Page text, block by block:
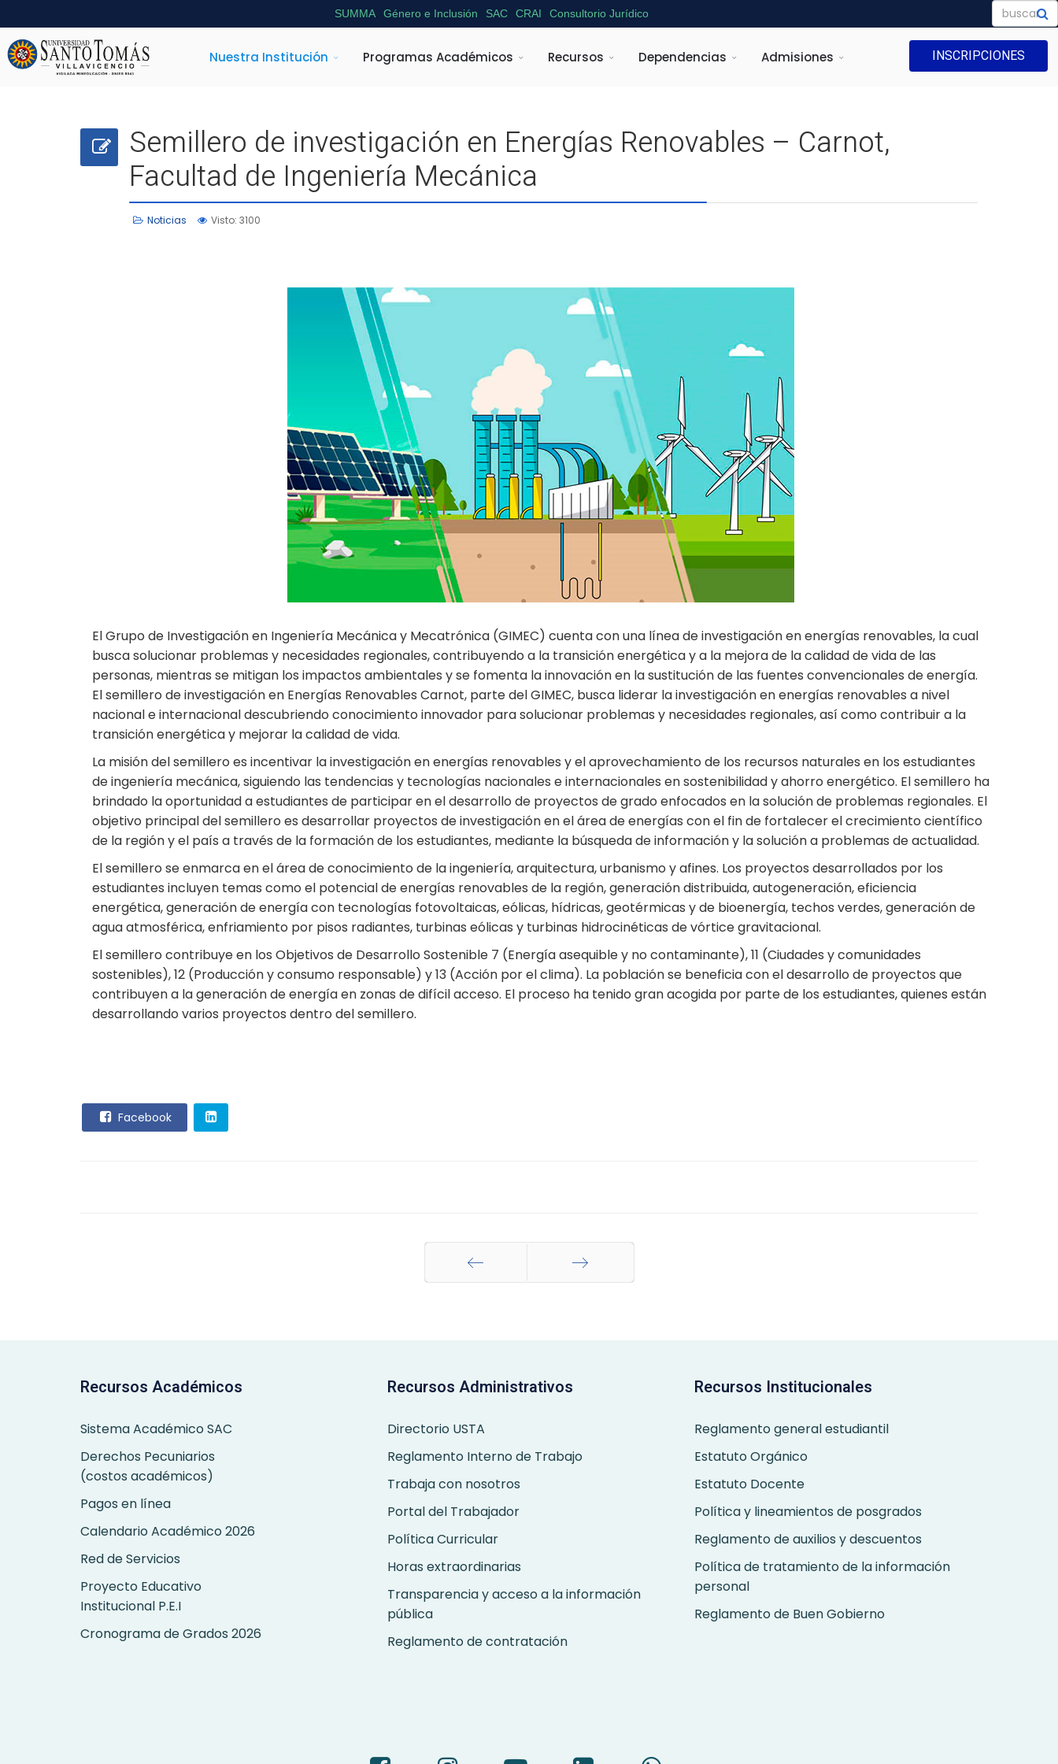
SUMMA Género e Inclusión SAC CRAI Consultorio Jurídico
Nuestra Institución Programas Académicos Recursos Dependencias Admisiones INSCRIPCIONES
Semillero de investigación en Energías Renovables – Carnot,
Facultad de Ingeniería Mecánica
Noticias Visto: 3100
El Grupo de Investigación en Ingeniería Mecánica y Mecatrónica (GIMEC) cuenta con una línea de investigación en energías renovables, la cual
busca solucionar problemas y necesidades regionales, contribuyendo a la transición energética y a la mejora de la calidad de vida de las
personas, mientras se mitigan los impactos ambientales y se fomenta la innovación en la sustitución de las fuentes convencionales de energía.
El semillero de investigación en Energías Renovables Carnot, parte del GIMEC, busca liderar la investigación en energías renovables a nivel
nacional e internacional descubriendo conocimiento innovador para solucionar problemas y necesidades regionales, así como contribuir a la
transición energética y mejorar la calidad de vida.
La misión del semillero es incentivar la investigación en energías renovables y el aprovechamiento de los recursos naturales en los estudiantes
de ingeniería mecánica, siguiendo las tendencias y tecnologías nacionales e internacionales en sostenibilidad y ahorro energético. El semillero ha
brindado la oportunidad a estudiantes de participar en el desarrollo de proyectos de grado enfocados en la solución de problemas regionales. El
objetivo principal del semillero es desarrollar proyectos de investigación en el área de energías con el fin de fortalecer el crecimiento científico
de la región y el país a través de la formación de los estudiantes, mediante la búsqueda de información y la solución a problemas de actualidad.
El semillero se enmarca en el área de conocimiento de la ingeniería, arquitectura, urbanismo y afines. Los proyectos desarrollados por los
estudiantes incluyen temas como el potencial de energías renovables de la región, generación distribuida, autogeneración, eficiencia
energética, generación de energía con tecnologías fotovoltaicas, eólicas, hídricas, geotérmicas y de bioenergía, techos verdes, generación de
agua atmosférica, enfriamiento por pisos radiantes, turbinas eólicas y turbinas hidrocinéticas de vórtice gravitacional.
El semillero contribuye en los Objetivos de Desarrollo Sostenible 7 (Energía asequible y no contaminante), 11 (Ciudades y comunidades
sostenibles), 12 (Producción y consumo responsable) y 13 (Acción por el clima). La población se beneficia con el desarrollo de proyectos que
contribuyen a la generación de energía en zonas de difícil acceso. El proceso ha tenido gran acogida por parte de los estudiantes, quienes están
desarrollando varios proyectos dentro del semillero.
Facebook
Recursos Académicos
Sistema Académico SAC
Derechos Pecuniarios
(costos académicos)
Pagos en línea
Calendario Académico 2026
Red de Servicios
Proyecto Educativo
Institucional P.E.I
Cronograma de Grados 2026
Recursos Administrativos
Directorio USTA
Reglamento Interno de Trabajo
Trabaja con nosotros
Portal del Trabajador
Política Curricular
Horas extraordinarias
Transparencia y acceso a la información
pública
Reglamento de contratación
Recursos Institucionales
Reglamento general estudiantil
Estatuto Orgánico
Estatuto Docente
Política y lineamientos de posgrados
Reglamento de auxilios y descuentos
Política de tratamiento de la información
personal
Reglamento de Buen Gobierno